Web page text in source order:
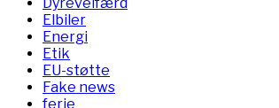
Elbiler
Energi
Etik
EU-støtte
Fake news
ferie